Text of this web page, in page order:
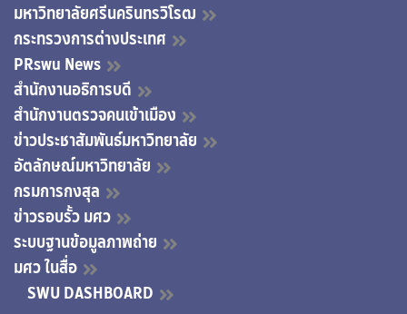
มหาวิทยาลัยศรีนครินทรวิโรฒ
กระทรวงการต่างประเทศ
PRswu News
สำนักงานอธิการบดี
สำนักงานตรวจคนเข้าเมือง
ข่าวประชาสัมพันธ์มหาวิทยาลัย
อัตลักษณ์มหาวิทยาลัย
กรมการกงสุล
ข่าวรอบรั้ว มศว
ระบบฐานข้อมูลภาพถ่าย
มศว ในสื่อ
SWU DASHBOARD